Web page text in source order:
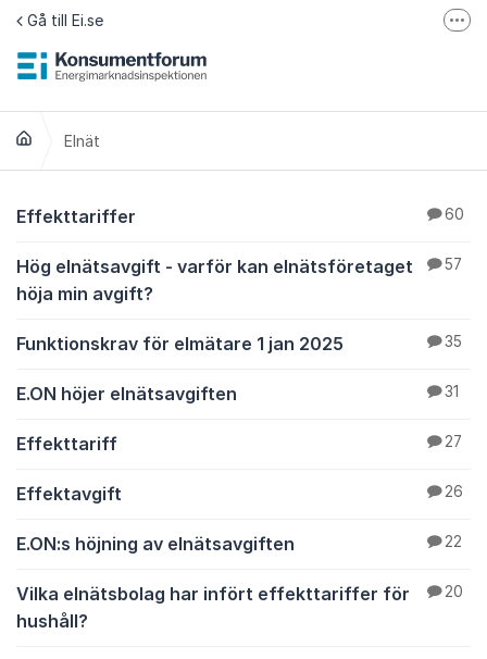
Hoppa till innehåll
Gå till Ei.se
Jämför elavtal på Elpriskollen.se
Elnät
Elnät
Effekttariffer 60
Hög elnätsavgift - varför kan elnätsföretaget
höja min avgift?
57
Funktionskrav för elmätare 1 jan 2025 35
E.ON höjer elnätsavgiften 31
Effekttariff 27
Effektavgift 26
E.ON:s höjning av elnätsavgiften 22
Vilka elnätsbolag har infört effekttariffer för
hushåll?
20